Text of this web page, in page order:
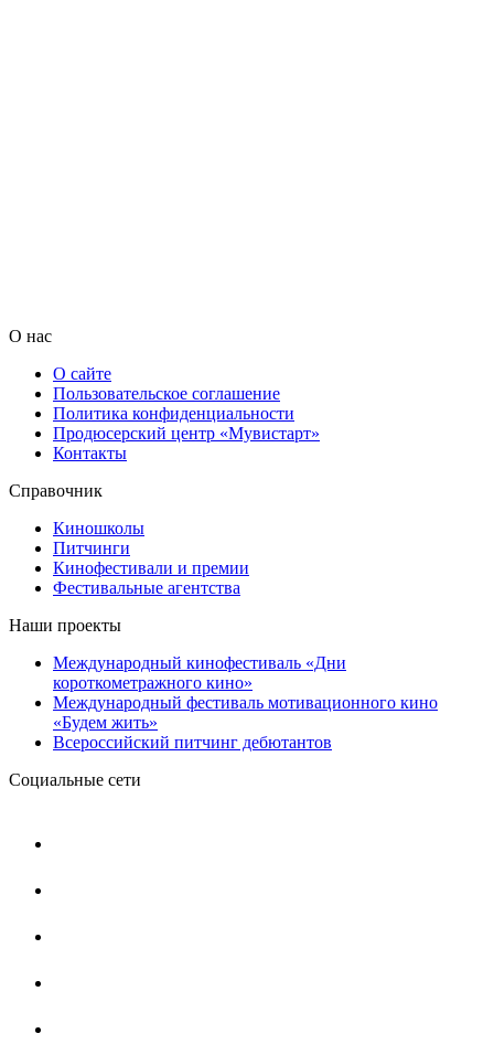
О нас
О сайте
Пользовательское соглашение
Политика конфиденциальности
Продюсерский центр «Мувистарт»
Контакты
Справочник
Киношколы
Питчинги
Кинофестивали и премии
Фестивальные агентства
Наши проекты
Международный кинофестиваль «Дни
короткометражного кино»
Международный фестиваль мотивационного кино
«Будем жить»
Всероссийский питчинг дебютантов
Социальные сети